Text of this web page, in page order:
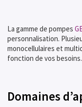
La gamme de pompes
personnalisation.
monocellulaires et
fonction de vos besoins.
Domaines